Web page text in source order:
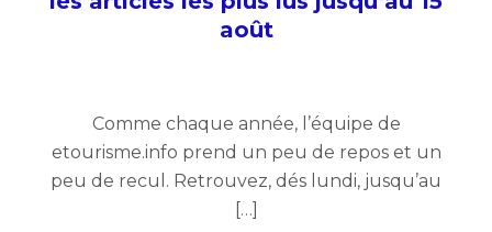
août
Comme chaque année, l’équipe de
etourisme.info prend un peu de repos et un
peu de recul. Retrouvez, dés lundi, jusqu’au
[…]